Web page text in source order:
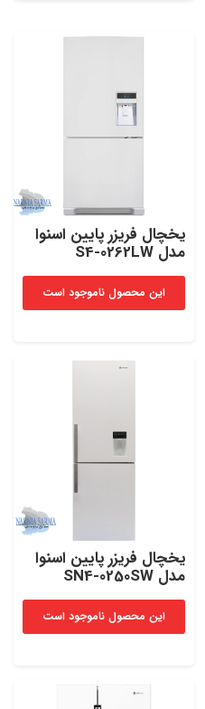
یخچال فریزر پایین اسنوا
مدل S4-0262LW
این محصول ناموجود است
یخچال فریزر پایین اسنوا
مدل SN4-0250SW
این محصول ناموجود است